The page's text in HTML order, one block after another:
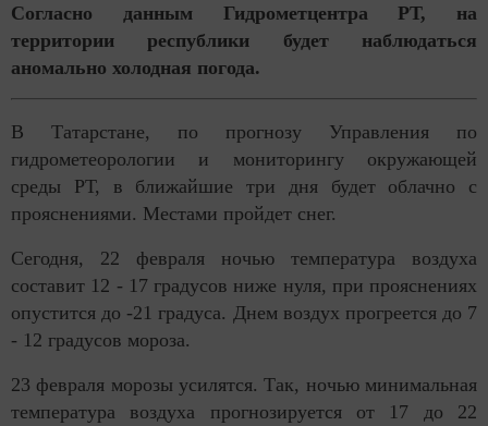
Согласно данным Гидрометцентра РТ, на
территории республики будет наблюдаться
аномально холодная погода.
В Татарстане, по прогнозу Управления по
гидрометеорологии и мониторингу окружающей
среды РТ, в ближайшие три дня будет облачно с
прояснениями. Местами пройдет снег.
Сегодня, 22 февраля ночью температура воздуха
составит 12 - 17 градусов ниже нуля, при прояснениях
опустится до -21 градуса. Днем воздух прогреется до 7
- 12 градусов мороза.
23 февраля морозы усилятся. Так, ночью минимальная
температура воздуха прогнозируется от 17 до 22